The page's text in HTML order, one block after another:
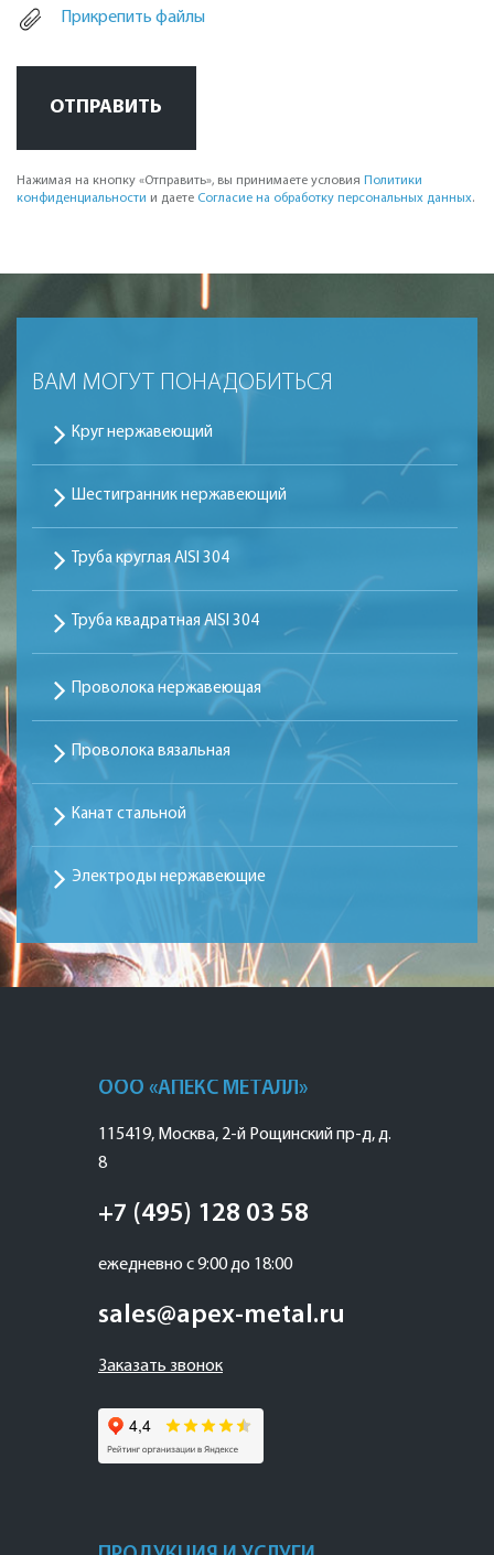
Прикрепить файлы
ОТПРАВИТЬ
Нажимая на кнопку «Отправить», вы принимаете условия Политики
конфиденциальности и даете Согласие на обработку персональных данных.
ВАМ МОГУТ ПОНАДОБИТЬСЯ
Круг нержавеющий
Шестигранник нержавеющий
Труба круглая AISI 304
Труба квадратная AISI 304
Проволока нержавеющая
Проволока вязальная
Канат стальной
Электроды нержавеющие
ООО «АПЕКС МЕТАЛЛ»
115419, Москва, 2-й Рощинский пр-д, д.
8
+7 (495) 128 03 58
ежедневно с 9:00 до 18:00
sales@apex-metal.ru
Заказать звонок